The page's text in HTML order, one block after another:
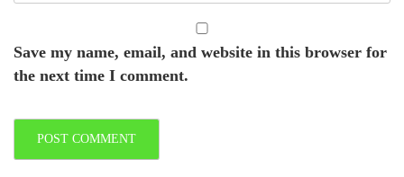
Save my name, email, and website in this browser for
the next time I comment.